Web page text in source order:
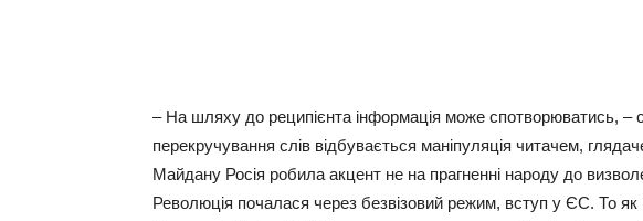
– На шляху до реципієнта інформація може спотворюватись, –
перекручування слів відбувається маніпуляція читачем,
Майдану Росія робила акцент не на прагненні народу до
Революція почалася через безвізовий режим, вступ у ЄС. То як